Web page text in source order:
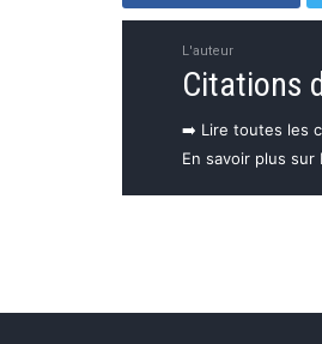
L'auteur
Citations
➡️ Lire toutes les
En savoir plus sur